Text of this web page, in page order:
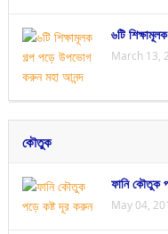
৬টি
March 13,
কৌতুক
ফানি কৌতুক
May 04,